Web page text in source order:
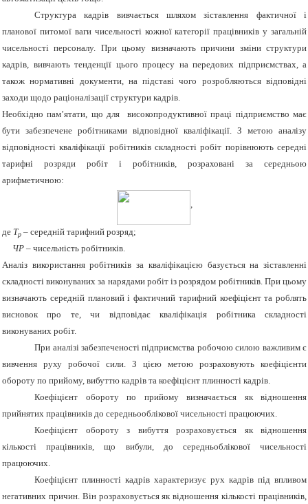
Структура кадрів вивчається шляхом зіставлення фактичної і
планової питомої ваги чисельності кожної категорії працівників у загальній
чисельності персоналу. При цьому визначають причини зміни структури
кадрів, вивчають тенденції цього процесу на передових підприємствах, а
також нормативні документи, на підставі чого розробляються відповідні
заходи щодо раціоналізації структури кадрів.
Необхідно пам’ятати, що для високопродуктивної праці підприємство має
бути забезпечене робітниками відповідної кваліфікації. З метою аналізу
відповідності кваліфікації робітників складності робіт порівнюють середні
тарифні розряди робіт і робітників, розраховані за середньою
арифметичною:
де Тр – середній тарифний розряд;
ЧР – чисельність робітників.
Аналіз використання робітників за кваліфікацією базується на зіставленні
складності виконуваних за нарядами робіт із розрядом робітників. При цьому
визначають середній плановий і фактичний тарифний коефіцієнт та роблять
висновок про те, чи відповідає кваліфікація робітника складності
виконуваних робіт.
При аналізі забезпеченості підприємства робочою силою важливим є
вивчення руху робочої сили. З цією метою розраховують коефіцієнти
обороту по прийому, вибуттю кадрів та коефіцієнт плинності кадрів.
Коефіцієнт обороту по прийому визначається як відношення
прийнятих працівників до середньооблікової чисельності працюючих.
Коефіцієнт обороту з вибуття розраховується як відношення
кількості працівників, що вибули, до середньоблікової чисельності
працюючих.
Коефіцієнт плинності кадрів характеризує рух кадрів під впливом
негативних причин. Він розраховується як відношення кількості працівників,